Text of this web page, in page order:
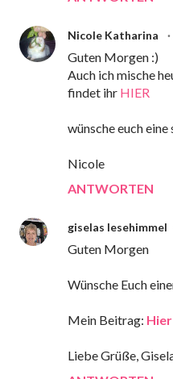
Nicole Katharina
Guten Morgen :)
Auch ich mische
findet ihr HIER
wünsche euch
Nicole
ANTWORTEN
giselas lesehimmel
Guten Morgen
Wünsche Euch
Mein Beitrag: Hier
Liebe Grüße,